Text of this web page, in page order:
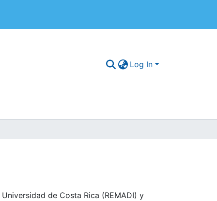
Log In
de Costa Rica (REMADI) y